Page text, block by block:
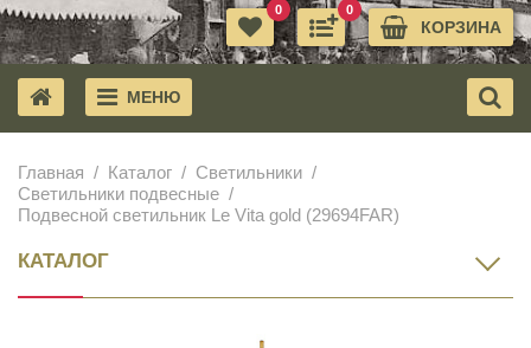
КОРЗИНА
0
0
МЕНЮ
Главная Каталог
Светильники
Светильники подвесные
Подвесной светильник Le Vita gold (29694FAR)
КАТАЛОГ